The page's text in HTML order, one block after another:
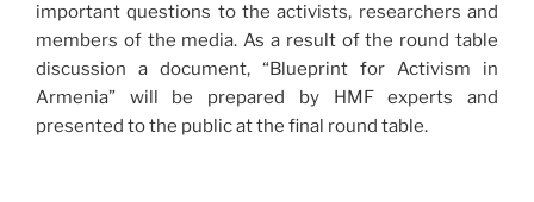
important questions to the activists, researchers and
members of the media. As a result of the round table
discussion a document, “Blueprint for Activism in
Armenia” will be prepared by HMF experts and
presented to the public at the final round table.